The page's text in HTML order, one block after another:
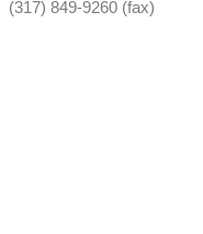
(317) 849-9260 (fax)